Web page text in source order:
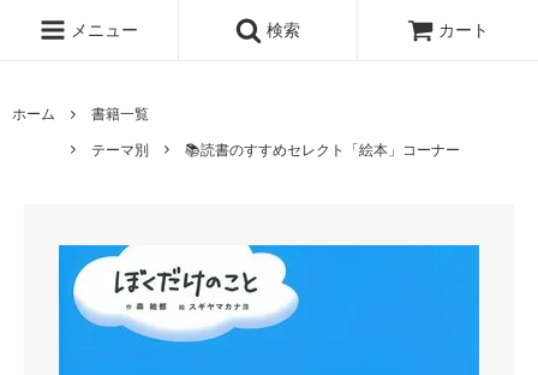
メニュー 検索 カート
ホーム
書籍一覧
テーマ別
📚読書のすすめセレクト「絵本」コーナー